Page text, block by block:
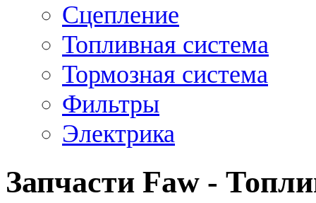
Сцепление
Топливная система
Тормозная система
Фильтры
Электрика
Запчасти Faw -